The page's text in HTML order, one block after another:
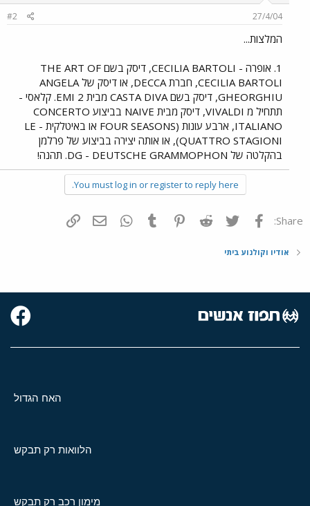
27/4/04
#2
המלצות...
1. אופרה - CECILIA BARTOLI, דיסק בשם THE ART OF
CECILIA BARTOLI, חברת DECCA, או דיסק של ANGELA
GHEORGHIU, דיסק בשם CASTA DIVA מבית EMI 2. קלאסי -
תתחיל מ VIVALDI, דיסק מבית NAIVE בביצוע CONCERTO
ITALIANO, ארבע עונות (FOUR SEASONS או באיטלקית - LE
QUATTRO STAGIONI), או אותה יצירה בביצוע של פרלמן
בהקלטה של DG - DEUTSCHE GRAMMOPHON. תהנה!
You must log in or register to reply here.
Share: פייסבוק Twitter
Reddit
Pinterest
Tumblr
WhatsAppדואר אלקטרוני
אודיו וקולנוע ביתי
האח הגדול
הלוואות רק תבקש
מימון רכב רק תבקש